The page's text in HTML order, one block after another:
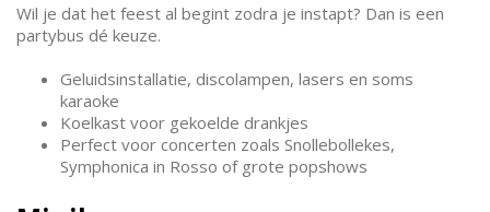
Wil je dat het feest al begint zodra je instapt? Dan is een
partybus dé keuze.
Geluidsinstallatie, discolampen, lasers en soms
karaoke
Koelkast voor gekoelde drankjes
Perfect voor concerten zoals Snollebollekes,
Symphonica in Rosso of grote popshows